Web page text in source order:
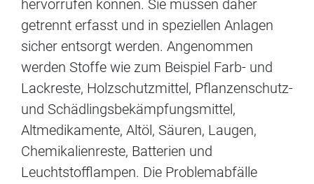
hervorrufen können. Sie müssen daher
getrennt erfasst und in speziellen Anlagen
sicher entsorgt werden. Angenommen
werden Stoffe wie zum Beispiel Farb- und
Lackreste, Holzschutzmittel, Pflanzenschutz-
und Schädlingsbekämpfungsmittel,
Altmedikamente, Altöl, Säuren, Laugen,
Chemikalienreste, Batterien und
Leuchtstofflampen. Die Problemabfälle